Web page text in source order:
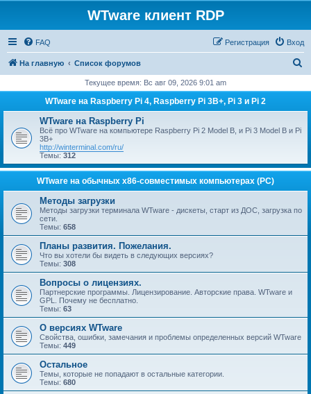
WTware клиент RDP
FAQ Вход
Регистрация
На главную Список форумов
с
Текущее время: Вс авг 09, 2026 9:01 am
WTware на Raspberry Pi 4, Raspberry Pi 3B+, Pi 3 и Pi 2
WTware на Raspberry Pi
Всё про WTware на компьютере Raspberry Pi 2 Model B, и Pi 3 Model B и Pi
3B+
http://winterminal.com/ru/
Темы: 312
WTware на обычных x86-совместимых компьютерах (PC)
Методы загрузки
Методы загрузки терминала WTware - дискеты, старт из ДОС, загрузка по
сети.
Темы: 658
Планы развития. Пожелания.
Что вы хотели бы видеть в следующих версиях?
Темы: 308
Вопросы о лицензиях.
Партнерские программы. Лицензирование. Авторские права. WTware и
GPL. Почему не бесплатно.
Темы: 63
О версиях WTware
Свойства, ошибки, замечания и проблемы определенных версий WTware
Темы: 449
Остальное
Темы, которые не попадают в остальные категории.
Темы: 680